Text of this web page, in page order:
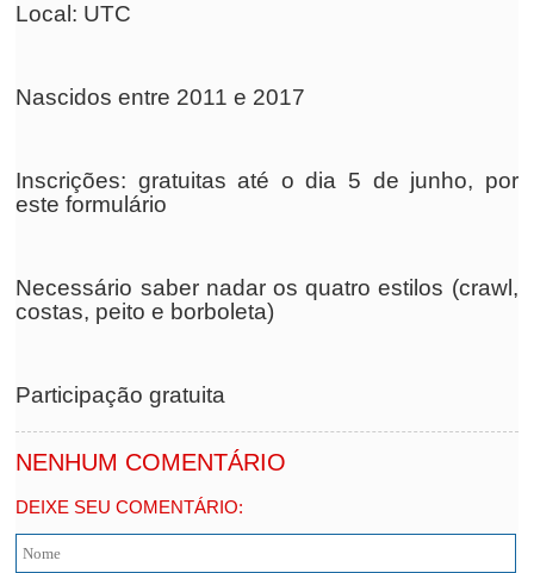
Local: UTC
Nascidos entre 2011 e 2017
Inscrições: gratuitas até o dia 5 de junho, por
este formulário
Necessário saber nadar os quatro estilos (crawl,
costas, peito e borboleta)
Participação gratuita
NENHUM COMENTÁRIO
DEIXE SEU COMENTÁRIO: